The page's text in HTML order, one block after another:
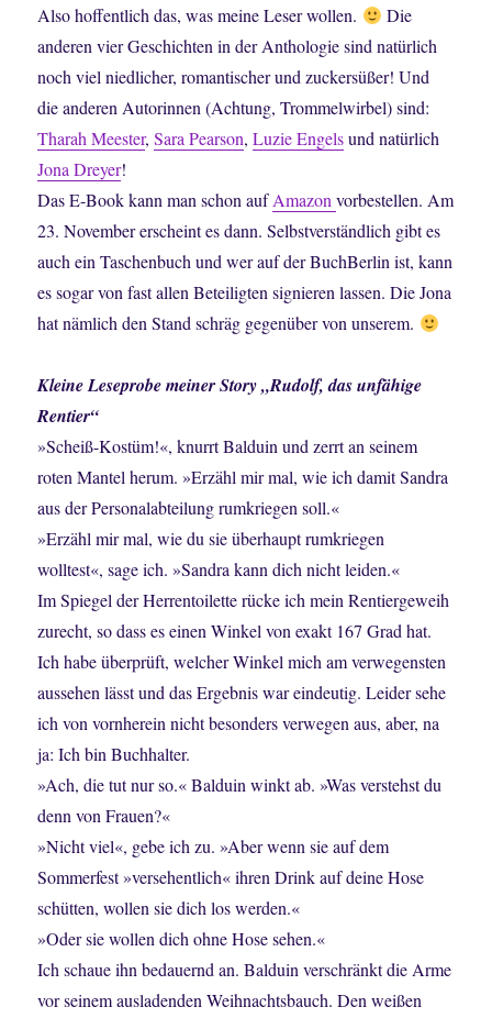
Also hoffentlich das, was meine Leser wollen.
Die
anderen vier Geschichten in der Anthologie sind natürlich
noch viel niedlicher, romantischer und zuckersüßer! Und
die anderen Autorinnen (Achtung, Trommelwirbel) sind:
Tharah Meester,Sara Pearson,Luzie Engelsund natürlich
Jona Dreyer!
Das E-Book kann man schon aufAmazonvorbestellen. Am
23. November erscheint es dann. Selbstverständlich gibt es
auch ein Taschenbuch und wer auf der BuchBerlin ist, kann
es sogar von fast allen Beteiligten signieren lassen. Die Jona
hat nämlich den Stand schräg gegenüber von unserem.
Kleine Leseprobe meiner Story „Rudolf, das unfähige
Rentier“
»Scheiß-Kostüm!«, knurrt Balduin und zerrt an seinem
roten Mantel herum. »Erzähl mir mal, wie ich damit Sandra
aus der Personalabteilung rumkriegen soll.«
»Erzähl mir mal, wie du sie überhaupt rumkriegen
wolltest«, sage ich. »Sandra kann dich nicht leiden.«
Im Spiegel der Herrentoilette rücke ich mein Rentiergeweih
zurecht, so dass es einen Winkel von exakt 167 Grad hat.
Ich habe überprüft, welcher Winkel mich am verwegensten
aussehen lässt und das Ergebnis war eindeutig. Leider sehe
ich von vornherein nicht besonders verwegen aus, aber, na
ja: Ich bin Buchhalter.
»Ach, die tut nur so.« Balduin winkt ab. »Was verstehst du
denn von Frauen?«
»Nicht viel«, gebe ich zu. »Aber wenn sie auf dem
Sommerfest »versehentlich« ihren Drink auf deine Hose
schütten, wollen sie dich los werden.«
»Oder sie wollen dich ohne Hose sehen.«
Ich schaue ihn bedauernd an. Balduin verschränkt die Arme
vor seinem ausladenden Weihnachtsbauch. Den weißen